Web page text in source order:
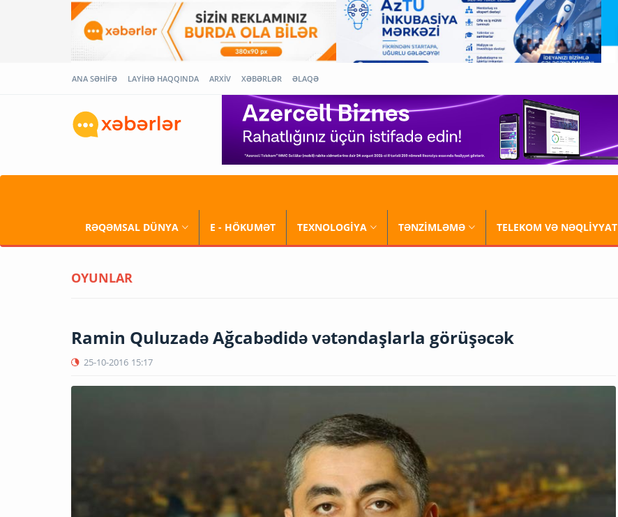
ANA SƏHİFƏ LAYİHƏ HAQQINDA ARXİV XƏBƏRLƏR ƏLAQƏ
RƏQƏMSAL DÜNYA E - HÖKUMƏT TEXNOLOGİYA TƏNZİMLƏMƏ TELEKOM VƏ NƏQLİYYAT
OYUNLAR
Ramin Quluzadə Ağcabədidə vətəndaşlarla görüşəcək
25-10-2016 15:17